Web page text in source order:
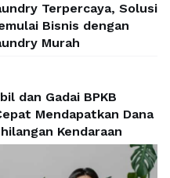
Terpercaya, Solusi
Bisnis dengan
Murah
dan Gadai BPKB
Mendapatkan Dana
Kendaraan